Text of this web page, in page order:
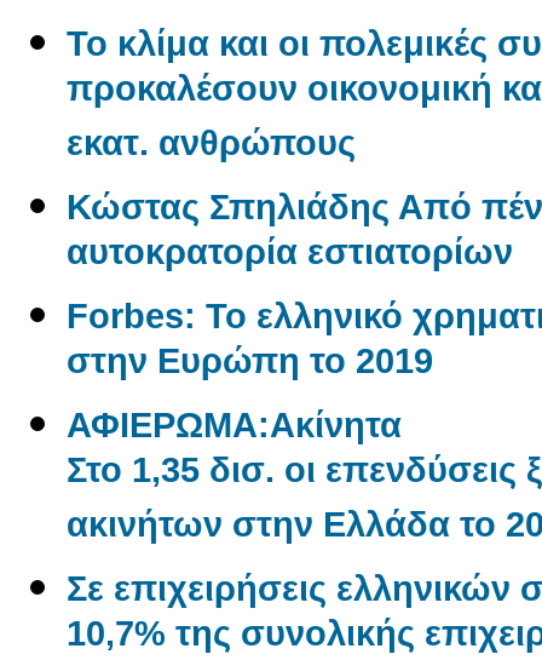
Το κλίμα και οι πολεμικές
προκαλέσουν οικονομική
εκατ. ανθρώπους
Κώστας Σπηλιάδης Από
αυτοκρατορία εστιατορίων
Forbes: Το ελληνικό
στην Ευρώπη το 2019
ΑΦΙΕΡΩΜΑ:Aκίνητα
Στο 1,35 δισ. οι
ακινήτων στην Ελλάδα το
Σε επιχειρήσεις
10,7% της συνολικής